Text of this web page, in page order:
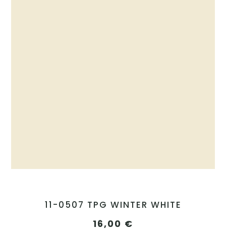
11-0507 TPG WINTER WHITE
16,00 €